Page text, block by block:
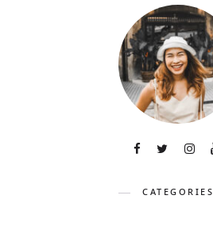
CATEGORIES